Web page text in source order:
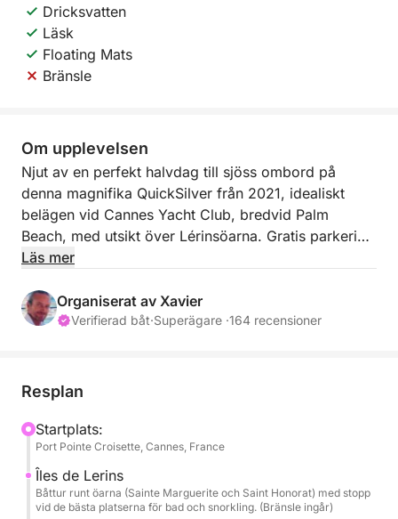
Dricksvatten
Läsk
Floating Mats
Bränsle
Om upplevelsen
Njut av en perfekt halvdag till sjöss ombord på
denna magnifika QuickSilver från 2021, idealiskt
belägen vid Cannes Yacht Club, bredvid Palm
Beach, med utsikt över Lérinsöarna. Gratis parkering
i närheten.
Denna båt på 6,75 meter (7,16 meter med
förlängningar), utrustad med en 150 hk Mercury-
Stabil, rymlig och lätthanterlig, perfekt för att få ut
Ombord hittar du ett välkomnande utrymme med två
vridbara bältrosäten, en stor akterbänk och ett
avtagbart bord för drycker eller snacks. Soltältet
täcker hela aktersektionen, och de breda
Läs mer
Organiserat av Xavier
Verifierad båt·Superägare ·164 recensioner
Resplan
Startplats:
Port Pointe Croisette, Cannes, France
Îles de Lerins
Båttur runt öarna (Sainte Marguerite och Saint Honorat) med stopp
vid de bästa platserna för bad och snorkling. (Bränsle ingår)